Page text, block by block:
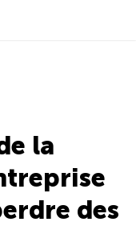
Kaspersky
la
des